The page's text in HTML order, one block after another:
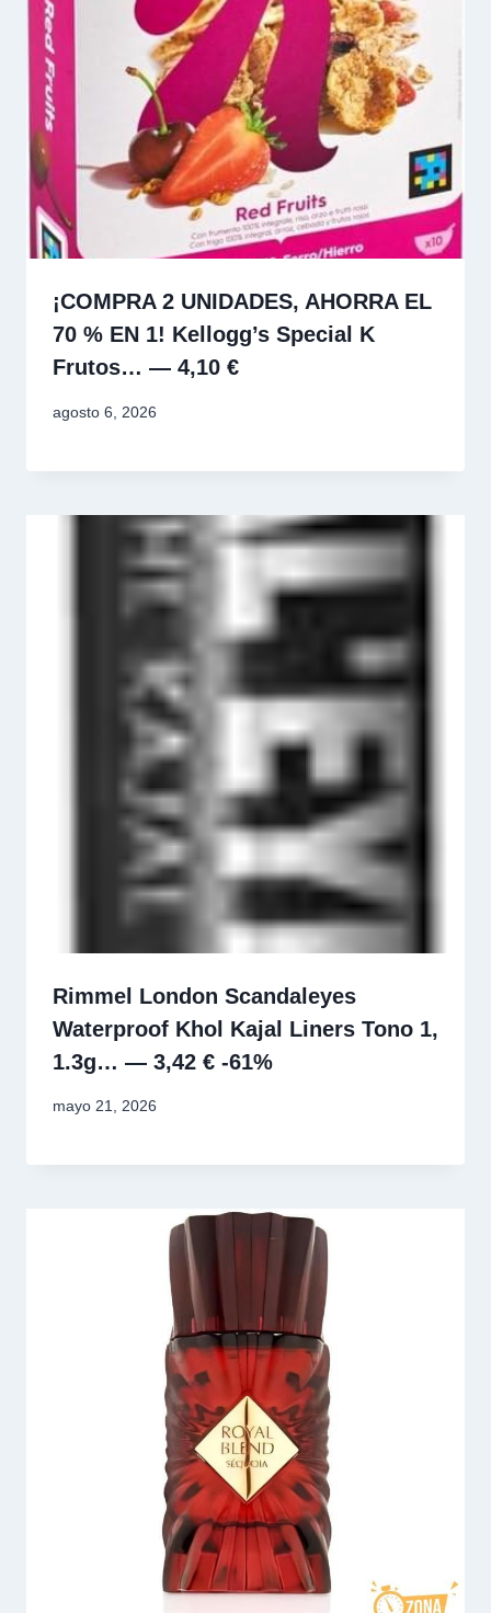
¡COMPRA 2 UNIDADES, AHORRA EL
70 % EN 1! Kellogg’s Special K
Frutos… — 4,10 €
agosto 6, 2026
Rimmel London Scandaleyes
Waterproof Khol Kajal Liners Tono 1,
1.3g… — 3,42 € -61%
mayo 21, 2026